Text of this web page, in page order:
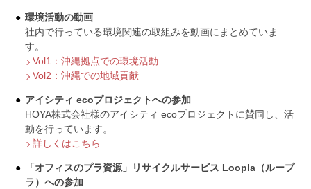
環境活動の動画
社内で行っている環境関連の取組みを動画にまとめていま
す。
Vol1：沖縄拠点での環境活動
Vol2：沖縄での地域貢献
アイシティ ecoプロジェクトへの参加
HOYA株式会社様のアイシティ ecoプロジェクトに賛同し、活
動を行っています。
詳しくはこちら
「オフィスのプラ資源」リサイクルサービス Loopla（ループ
ラ）への参加